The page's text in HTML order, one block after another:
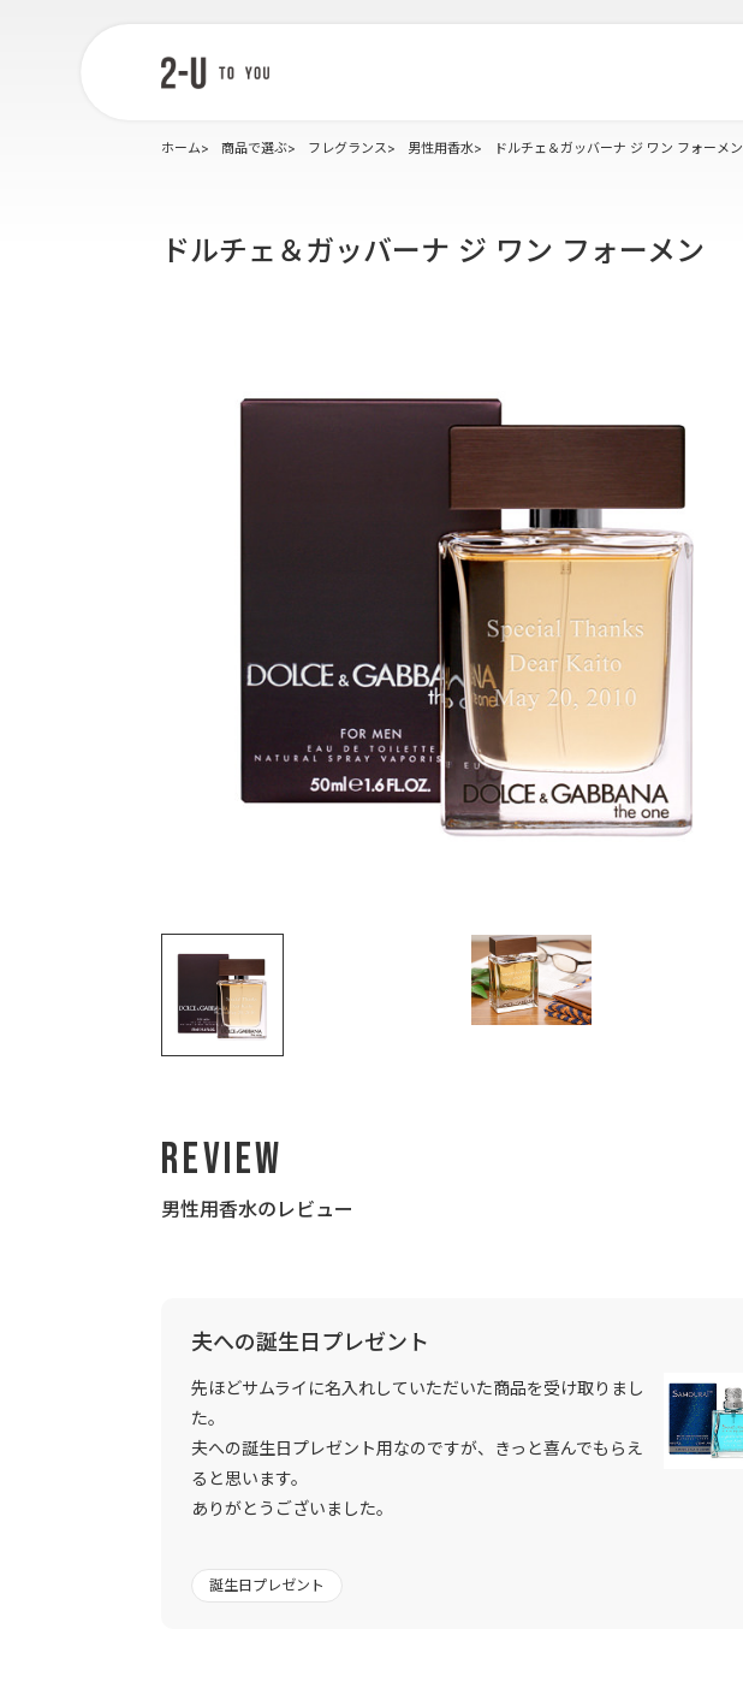
ホーム 商品で選ぶ フレグランス 男性用香水 ドルチェ＆ガッバーナ ジ ワン フォーメン
ドルチェ＆ガッバーナ ジ ワン フォーメン
Review
男性用香水のレビュー
夫への誕生日プレゼント
先ほどサムライに名入れしていただいた商品を受け取りまし
た。
夫への誕生日プレゼント用なのですが、きっと喜んでもらえ
ると思います。
ありがとうございました。
誕生日プレゼント